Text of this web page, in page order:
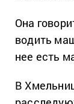
Она
водить
нее есть
В